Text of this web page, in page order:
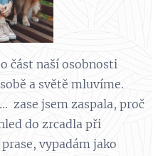
část naší osobnosti
a světě mluvíme.
zase jsem zaspala, proč
do zrcadla při
vypadám jako